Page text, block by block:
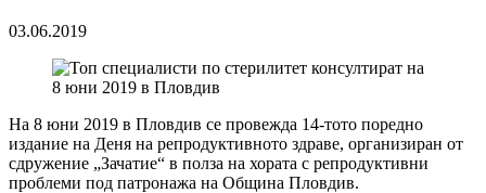
03.06.2019
На 8 юни 2019 в Пловдив се провежда 14-тото поредно
издание на Деня на репродуктивното здраве, организиран от
сдружение „Зачатие“ в полза на хората с репродуктивни
проблеми под патронажа на Община Пловдив.